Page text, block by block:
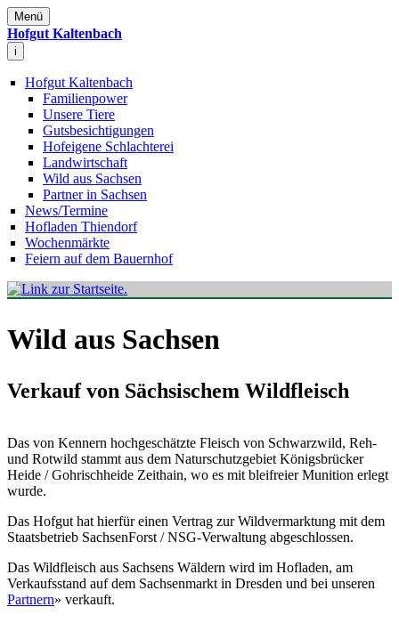
Menü
Hofgut Kaltenbach
i
Hofgut Kaltenbach
Familienpower
Unsere Tiere
Gutsbesichtigungen
Hofeigene Schlachterei
Landwirtschaft
Wild aus Sachsen
Partner in Sachsen
News/Termine
Hofladen Thiendorf
Wochenmärkte
Feiern auf dem Bauernhof
Wild aus Sachsen
Verkauf von Sächsischem Wildfleisch
Das von Kennern hochgeschätzte Fleisch von Schwarzwild, Reh-
und Rotwild stammt aus dem Naturschutzgebiet Königsbrücker
Heide / Gohrischheide Zeithain, wo es mit bleifreier Munition erlegt
wurde.
Das Hofgut hat hierfür einen Vertrag zur Wildvermarktung mit dem
Staatsbetrieb SachsenForst / NSG-Verwaltung abgeschlossen.
Das Wildfleisch aus Sachsens Wäldern wird im Hofladen, am
Verkaufsstand auf dem Sachsenmarkt in Dresden und bei unseren
Partnern» verkauft.